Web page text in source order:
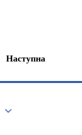
Наступна